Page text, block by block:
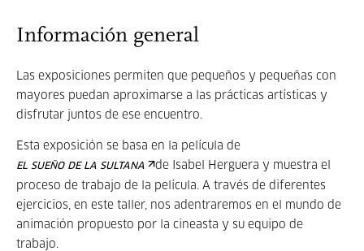
Información general
Las exposiciones permiten que pequeños y pequeñas con
mayores puedan aproximarse a las prácticas artísticas y
disfrutar juntos de ese encuentro.
Esta exposición se basa en la película de
EL SUEÑO DE LA SULTANA
de Isabel Herguera y muestra el
proceso de trabajo de la película. A través de diferentes
ejercicios, en este taller, nos adentraremos en el mundo de
animación propuesto por la cineasta y su equipo de
trabajo.